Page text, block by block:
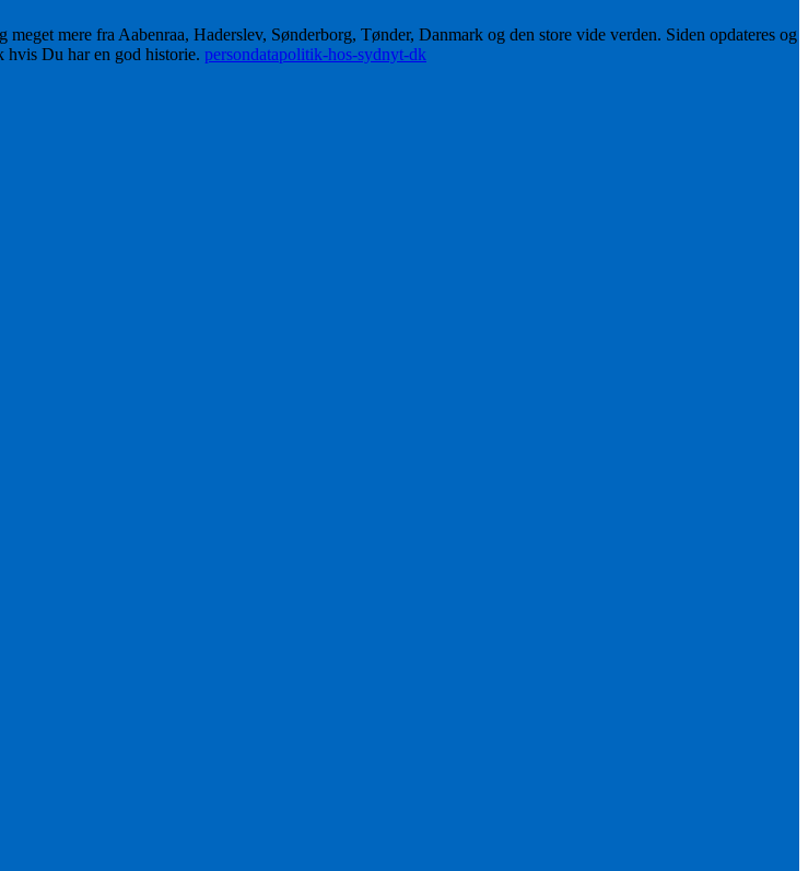
mere fra Aabenraa, Haderslev, Sønderborg, Tønder, Danmark og den store vide verden. Siden opdateres og
hvis Du har en god historie. persondatapolitik-hos-sydnyt-dk